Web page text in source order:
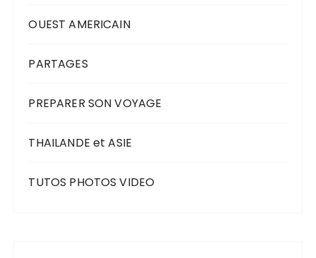
OUEST AMERICAIN
PARTAGES
PREPARER SON VOYAGE
THAILANDE et ASIE
TUTOS PHOTOS VIDEO